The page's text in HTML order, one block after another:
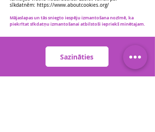
sīkdatnēm: https://www.aboutcookies.org/
Mājaslapas un tās sniegto iespēju izmantošana nozīmē, ka
piekrītat sīkdatņu izmantošanai atbilstoši iepriekš minētajam.
Sazināties